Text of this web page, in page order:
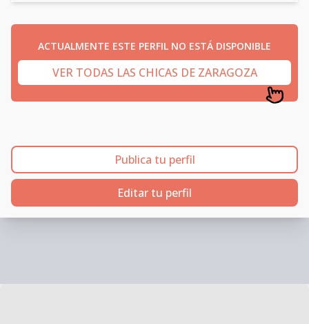
ACTUALMENTE ESTE PERFIL NO ESTÁ DISPONIBLE
VER TODAS LAS CHICAS DE ZARAGOZA
Publica tu perfil
Editar tu perfil